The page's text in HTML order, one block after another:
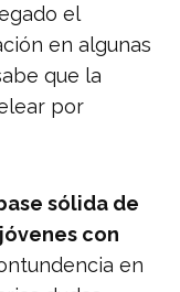
el
en algunas
que la
por
sólida de
con
en